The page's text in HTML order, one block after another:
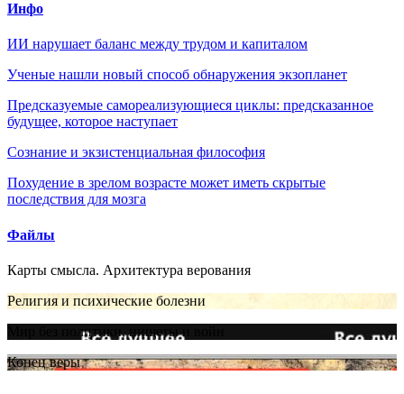
Инфо
ИИ нарушает баланс между трудом и капиталом
Ученые нашли новый способ обнаружения экзопланет
Предсказуемые самореализующиеся циклы: предсказанное
будущее, которое наступает
Сознание и экзистенциальная философия
Похудение в зрелом возрасте может иметь скрытые
последствия для мозга
Файлы
Карты смысла. Архитектура верования
Религия и психические болезни
Мир без политики, нищеты и войн
Конец веры